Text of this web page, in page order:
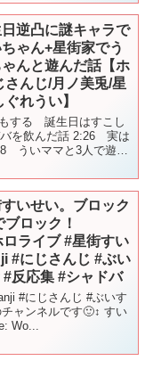
逆凸に謎キャラで
ゃん+星街家でう
んと遊んだ話【ホ
さんじ/月ノ美兎/星
れうい】
する 誕生日はすこし
を飲んだ話 2:26 実は
ういママと3人で遊ん
すいせい。ブロック
ロック！
ライブ #星街すい
#にじさんじ #ぶい
反応集 #シャドバ
#にじさんじ #ぶいす
ャンネルです🙂‍↕️ すい
Wo...